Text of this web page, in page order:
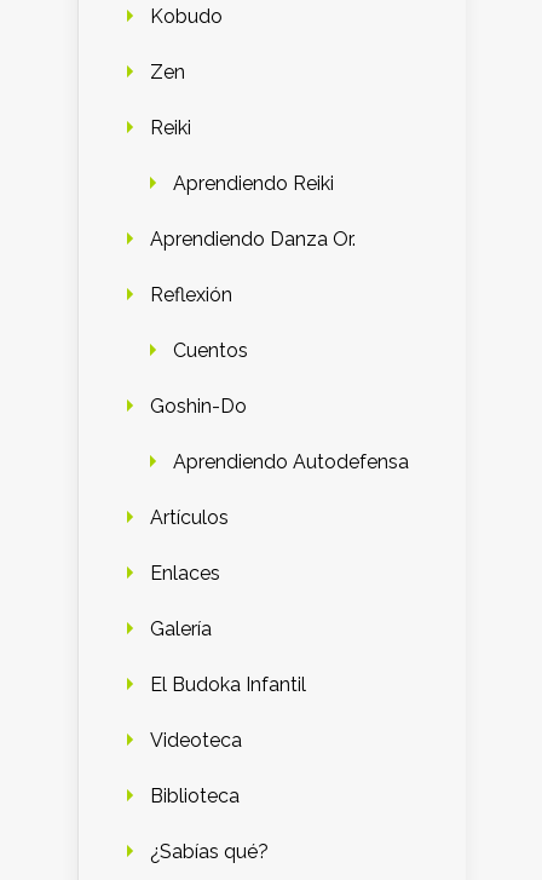
Kobudo
Zen
Reiki
Aprendiendo Reiki
Aprendiendo Danza Or.
Reflexión
Cuentos
Goshin-Do
Aprendiendo Autodefensa
Artículos
Enlaces
Galería
El Budoka Infantil
Videoteca
Biblioteca
¿Sabías qué?